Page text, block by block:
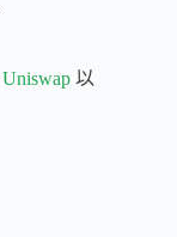
Uniswap 以